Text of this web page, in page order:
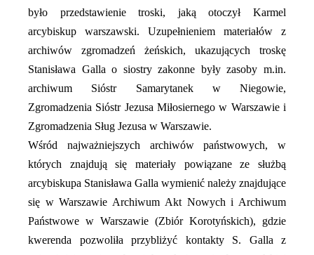
było przedstawienie troski, jaką otoczył Karmel
arcybiskup warszawski. Uzupełnieniem materiałów z
archiwów zgromadzeń żeńskich, ukazujących troskę
Stanisława Galla o siostry zakonne były zasoby m.in.
archiwum Sióstr Samarytanek w Niegowie,
Zgromadzenia Sióstr Jezusa Miłosiernego w Warszawie i
Zgromadzenia Sług Jezusa w Warszawie.
Wśród najważniejszych archiwów państwowych, w
których znajdują się materiały powiązane ze służbą
arcybiskupa Stanisława Galla wymienić należy znajdujące
się w Warszawie Archiwum Akt Nowych i Archiwum
Państwowe w Warszawie (Zbiór Korotyńskich), gdzie
kwerenda pozwoliła przybliżyć kontakty S. Galla z